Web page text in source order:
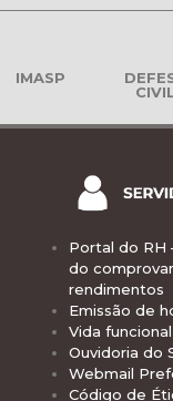
IMASP
Portal do RH
do
rendimentos
Emissão de
Vida funcional
Ouvidoria do
Webmail
Código de